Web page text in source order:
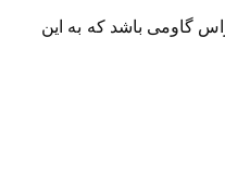
این گاوداری دارای 586 راس گاومی باشد که به این